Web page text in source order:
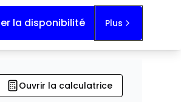
la disponibilité Plus
Ouvrir la calculatrice